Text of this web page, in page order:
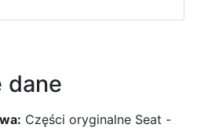
dane
Części oryginalne Seat -